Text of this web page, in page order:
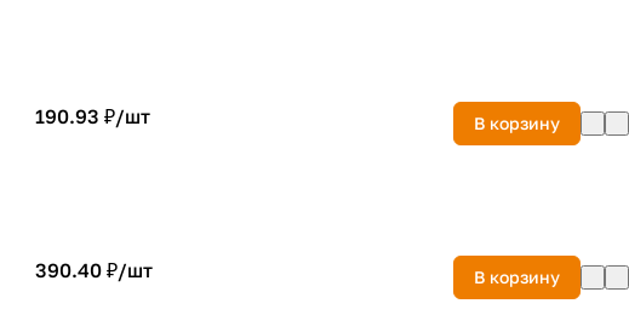
190.93 ₽/шт В корзину
390.40 ₽/шт В корзину